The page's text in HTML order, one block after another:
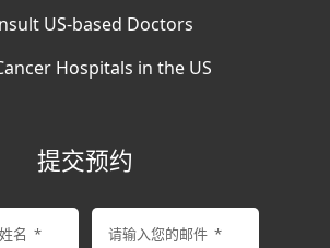
US-based Doctors
Hospitals in the US
提交预约